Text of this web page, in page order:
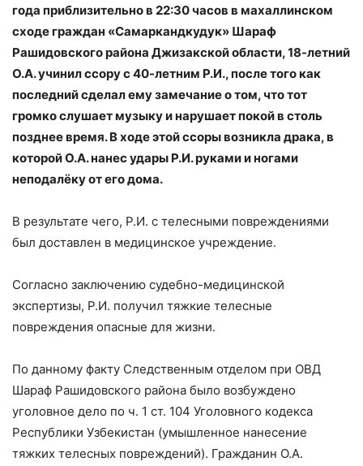
года приблизительно в 22:30 часов в махаллинском
сходе граждан «Самаркандкудук» Шараф
Рашидовского района Джизакской области, 18-летний
О.А. учинил ссору с 40-летним Р.И., после того как
последний сделал ему замечание о том, что тот
громко слушает музыку и нарушает покой в столь
позднее время. В ходе этой ссоры возникла драка, в
которой О.А. нанес удары Р.И. руками и ногами
неподалёку от его дома.
В результате чего, Р.И. с телесными повреждениями
был доставлен в медицинское учреждение.
Согласно заключению судебно-медицинской
экспертизы, Р.И. получил тяжкие телесные
повреждения опасные для жизни.
По данному факту Следственным отделом при ОВД
Шараф Рашидовского района было возбуждено
уголовное дело по ч. 1 ст. 104 Уголовного кодекса
Республики Узбекистан (умышленное нанесение
тяжких телесных повреждений). Гражданин О.А.